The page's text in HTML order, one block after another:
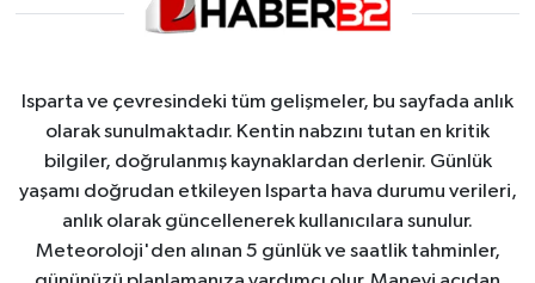
Isparta ve çevresindeki tüm gelişmeler, bu sayfada anlık
olarak sunulmaktadır. Kentin nabzını tutan en kritik
bilgiler, doğrulanmış kaynaklardan derlenir. Günlük
yaşamı doğrudan etkileyen Isparta hava durumu verileri,
anlık olarak güncellenerek kullanıcılara sunulur.
Meteoroloji'den alınan 5 günlük ve saatlik tahminler,